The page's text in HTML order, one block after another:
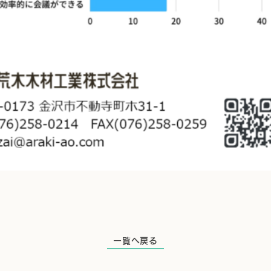
一覧へ戻る